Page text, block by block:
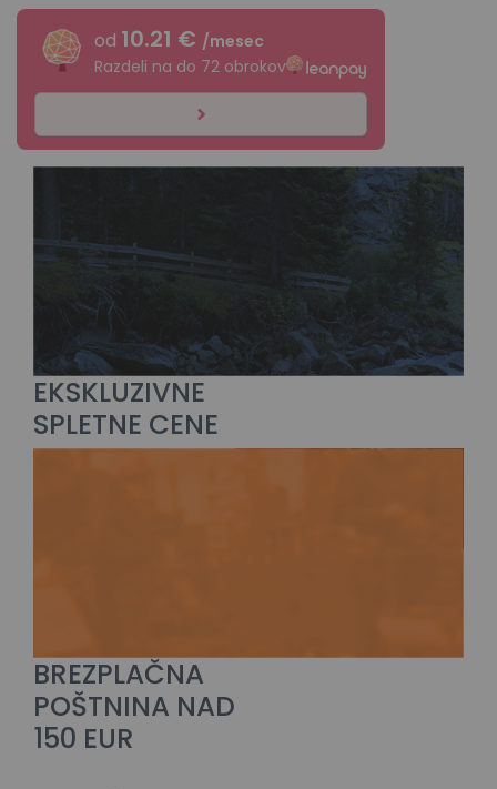
od 10.21 € /mesec
Razdeli na do 72 obrokov
EKSKLUZIVNE
SPLETNE CENE
BREZPLAČNA
POŠTNINA NAD
150 EUR